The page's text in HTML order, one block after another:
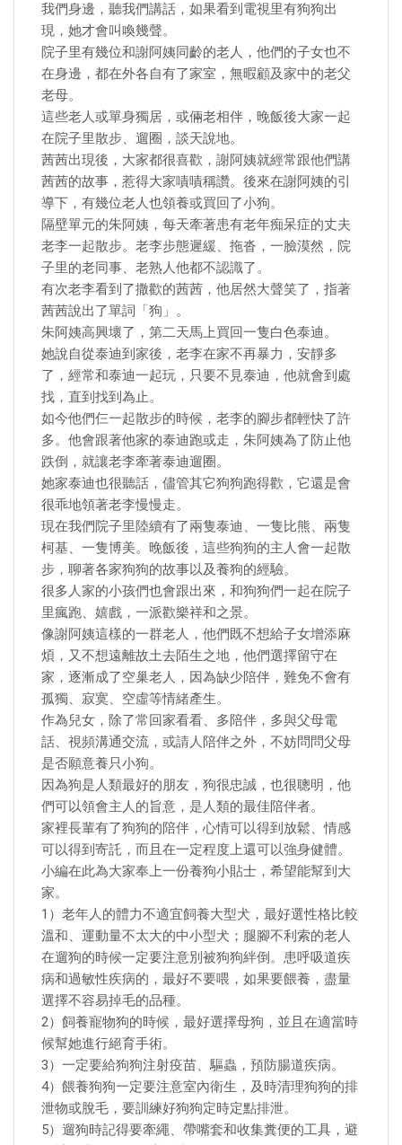
我們身邊，聽我們講話，如果看到電視里有狗狗出
現，她才會叫喚幾聲。
院子里有幾位和謝阿姨同齡的老人，他們的子女也不
在身邊，都在外各自有了家室，無暇顧及家中的老父
老母。
這些老人或單身獨居，或倆老相伴，晚飯後大家一起
在院子里散步、遛圈，談天說地。
茜茜出現後，大家都很喜歡，謝阿姨就經常跟他們講
茜茜的故事，惹得大家嘖嘖稱讚。後來在謝阿姨的引
導下，有幾位老人也領養或買回了小狗。
隔壁單元的朱阿姨，每天牽著患有老年痴呆症的丈夫
老李一起散步。老李步態遲緩、拖沓，一臉漠然，院
子里的老同事、老熟人他都不認識了。
有次老李看到了撒歡的茜茜，他居然大聲笑了，指著
茜茜說出了單詞「狗」。
朱阿姨高興壞了，第二天馬上買回一隻白色泰迪。
她說自從泰迪到家後，老李在家不再暴力，安靜多
了，經常和泰迪一起玩，只要不見泰迪，他就會到處
找，直到找到為止。
如今他們仨一起散步的時候，老李的腳步都輕快了許
多。他會跟著他家的泰迪跑或走，朱阿姨為了防止他
跌倒，就讓老李牽著泰迪遛圈。
她家泰迪也很聽話，儘管其它狗狗跑得歡，它還是會
很乖地領著老李慢慢走。
現在我們院子里陸續有了兩隻泰迪、一隻比熊、兩隻
柯基、一隻博美。晚飯後，這些狗狗的主人會一起散
步，聊著各家狗狗的故事以及養狗的經驗。
很多人家的小孩們也會跟出來，和狗狗們一起在院子
里瘋跑、嬉戲，一派歡樂祥和之景。
像謝阿姨這樣的一群老人，他們既不想給子女增添麻
煩，又不想遠離故土去陌生之地，他們選擇留守在
家，逐漸成了空巢老人，因為缺少陪伴，難免不會有
孤獨、寂寞、空虛等情緒產生。
作為兒女，除了常回家看看、多陪伴，多與父母電
話、視頻溝通交流，或請人陪伴之外，不妨問問父母
是否願意養只小狗。
因為狗是人類最好的朋友，狗很忠誠，也很聰明，他
們可以領會主人的旨意，是人類的最佳陪伴者。
家裡長輩有了狗狗的陪伴，心情可以得到放鬆、情感
可以得到寄託，而且在一定程度上還可以強身健體。
小編在此為大家奉上一份養狗小貼士，希望能幫到大
家。
1）老年人的體力不適宜飼養大型犬，最好選性格比較
溫和、運動量不太大的中小型犬；腿腳不利索的老人
在遛狗的時候一定要注意別被狗狗絆倒。患呼吸道疾
病和過敏性疾病的，最好不要喂，如果要餵養，盡量
選擇不容易掉毛的品種。
2）飼養寵物狗的時候，最好選擇母狗，並且在適當時
候幫她進行絕育手術。
3）一定要給狗狗注射疫苗、驅蟲，預防腸道疾病。
4）餵養狗狗一定要注意室內衛生，及時清理狗狗的排
泄物或脫毛，要訓練好狗狗定時定點排泄。
5）遛狗時記得要牽繩、帶嘴套和收集糞便的工具，避